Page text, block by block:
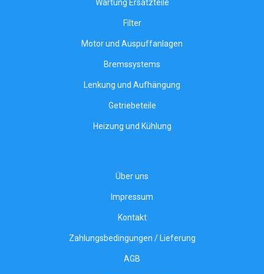
Wartung Ersatzteile
Filter
Motor und Auspuffanlagen
Bremssystems
Lenkung und Aufhängung
Getriebeteile
Heizung und Kühlung
Über uns
Impressum
Kontakt
Zahlungsbedingungen / Lieferung
AGB